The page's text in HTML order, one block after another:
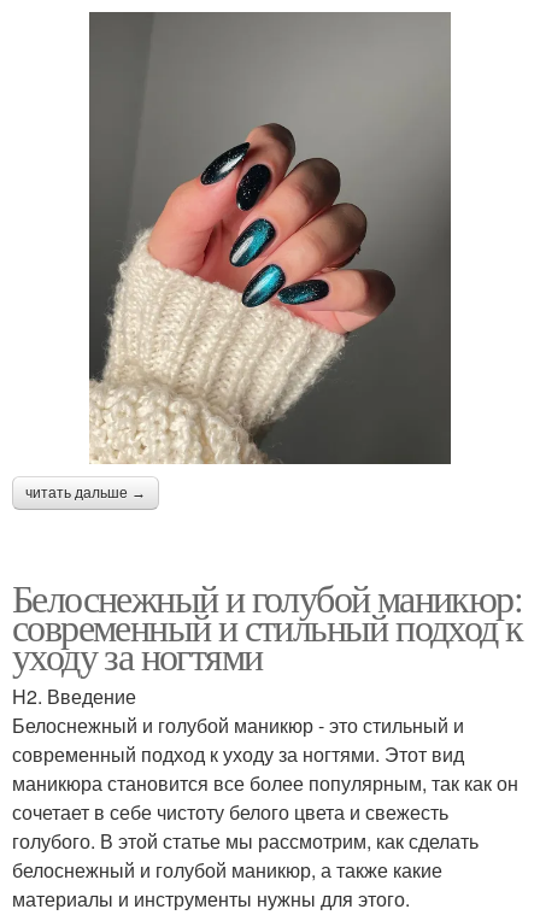
читать дальше →
Белоснежный и голубой маникюр:
современный и стильный подход к
уходу за ногтями
H2. Введение
Белоснежный и голубой маникюр - это стильный и
современный подход к уходу за ногтями. Этот вид
маникюра становится все более популярным, так как он
сочетает в себе чистоту белого цвета и свежесть
голубого. В этой статье мы рассмотрим, как сделать
белоснежный и голубой маникюр, а также какие
материалы и инструменты нужны для этого.